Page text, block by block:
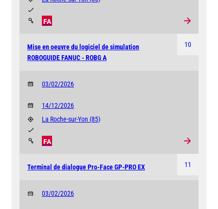
FA
10
Mise en oeuvre du logiciel de simulation
ROBOGUIDE FANUC - ROBG A
03/02/2026
14/12/2026
La Roche-sur-Yon (85)
FA
11
Terminal de dialogue Pro-Face GP-PRO EX
03/02/2026